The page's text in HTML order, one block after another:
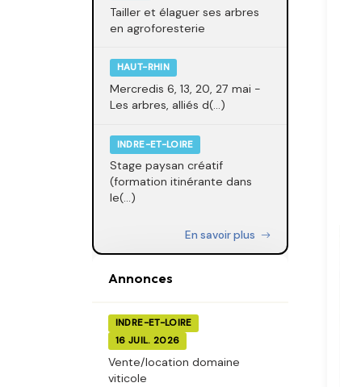
Tailler et élaguer ses arbres
en agroforesterie
HAUT-RHIN
Mercredis 6, 13, 20, 27 mai -
Les arbres, alliés d(...)
INDRE-ET-LOIRE
Stage paysan créatif
(formation itinérante dans
le(...)
En savoir plus
Annonces
INDRE-ET-LOIRE
16 JUIL. 2026
Vente/location domaine
viticole